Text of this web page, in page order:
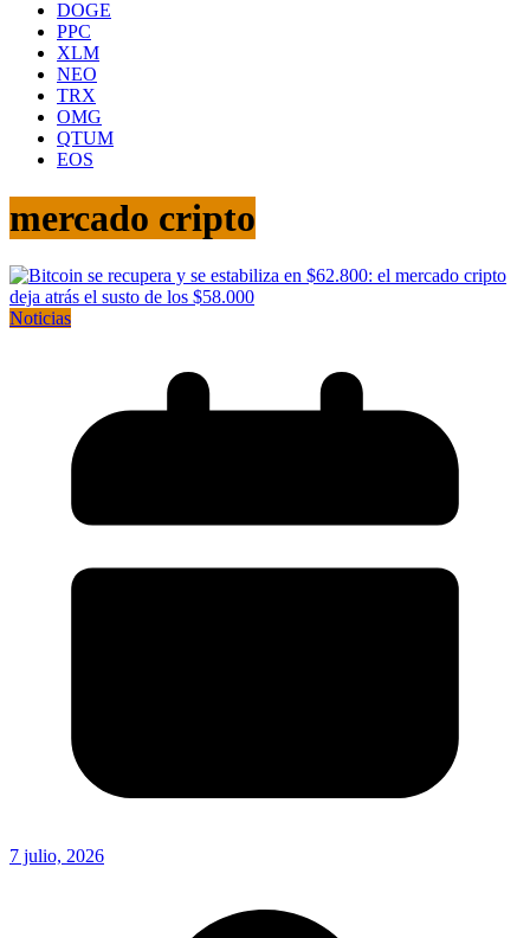
DOGE
PPC
XLM
NEO
TRX
OMG
QTUM
EOS
mercado cripto
Noticias
7 julio, 2026